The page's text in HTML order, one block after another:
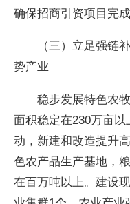
确保招商引资项目完
（三）立足强链补
势产业
稳步发展特色农牧
面积稳定在230万亩
动，新建和改造提升
色农产品生产基地，
在百万吨以上。建设